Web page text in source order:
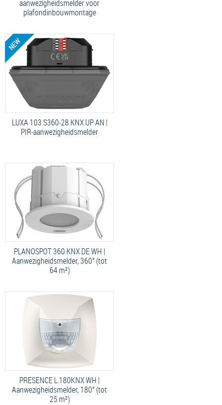
aanwezigheidsmelder voor
plafond­inbouwmontage
LUXA 103 S360-28 KNX UP AN |
PIR-aanwezigheidsmelder
PLANOSPOT 360 KNX DE WH |
Aanwezigheidsmelder, 360° (tot
64 m²)
PRESENCE L.180KNX WH |
Aanwezigheidsmelder, 180° (tot
25 m²)